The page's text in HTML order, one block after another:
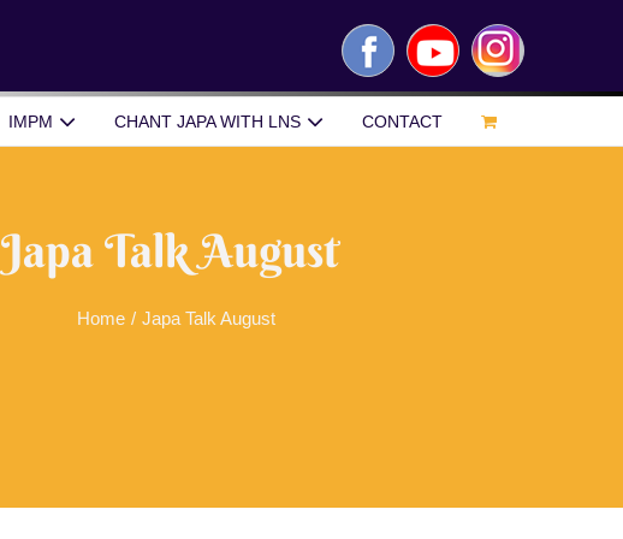
FacebookYouTubeInstagram
IMPM CHANT JAPA WITH LNS CONTACT
Japa Talk August
Home / Japa Talk August